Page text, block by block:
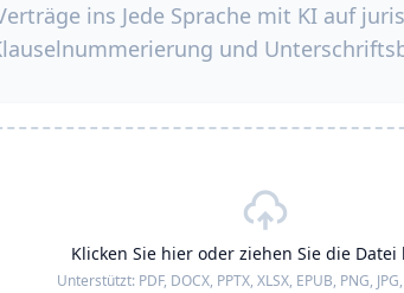
ins Jede Sprache mit KI auf
und
Klicken Sie hier oder ziehen Sie die
Unterstützt: PDF, DOCX, PPTX, XLSX, EPUB, PNG, JPG,